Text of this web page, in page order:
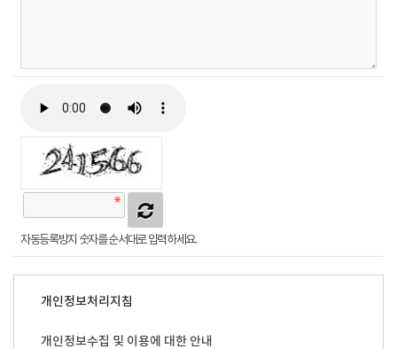
자동등록방지 숫자를 순서대로 입력하세요.
개인정보처리지침
개인정보수집 및 이용에 대한 안내